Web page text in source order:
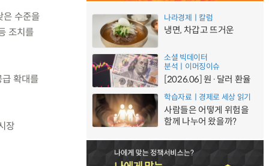
은 수준을
조치를
급 확대를
장
나라경제ㅣ칼럼
냉면, 차갑고 뜨거운
소셜 빅데이터
분석ㅣ이머징이슈
[2026.06] 원·달러 환율
학습자료ㅣ경제로 세상 읽기
사람들은 어떻게 위험을
함께 나누어 왔을까?